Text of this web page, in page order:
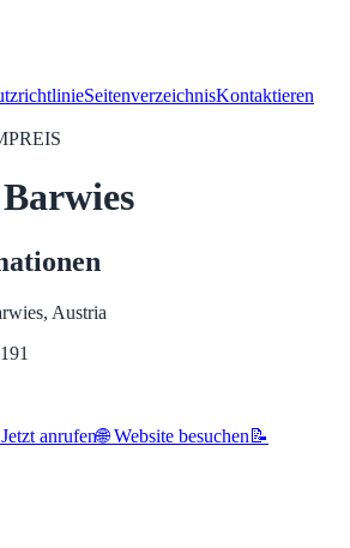
SeitenverzeichnisKontaktieren
Austria
anrufen🌐 Website besuchen 📝